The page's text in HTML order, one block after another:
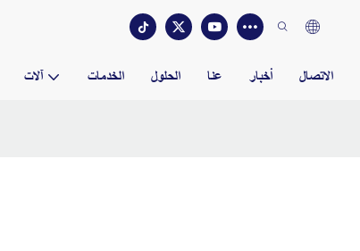
آلات الخدمات الحلول عنا أخبار الاتصال